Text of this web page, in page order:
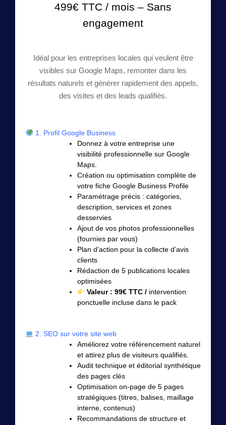
499€ TTC / mois – Sans
engagement
Idéal pour les entreprises locales qui veulent être
visibles sur Google Maps, remonter dans les
résultats naturels et générer rapidement des appels,
des visites et des leads qualifiés.
1. Profil Google Business
Donnez à votre entreprise une
visibilité professionnelle sur Google
Maps.
Création ou optimisation complète de
votre fiche Google Business Profile
Paramétrage précis : catégories,
description, services et zones
desservies
Ajout de vos photos professionnelles
(fournies par vous)
Plan d’action pour la collecte d’avis
clients
Rédaction de 5 publications locales
optimisées
Valeur : 99€ TTC / intervention
ponctuelle incluse dans le pack
2. SEO sur votre site web
Améliorez votre référencement naturel
et attirez plus de visiteurs qualifiés.
Audit technique et éditorial synthétique
des pages clés
Optimisation on-page de 5 pages
stratégiques (titres, balises, maillage
interne, contenus)
Recommandations de structure et